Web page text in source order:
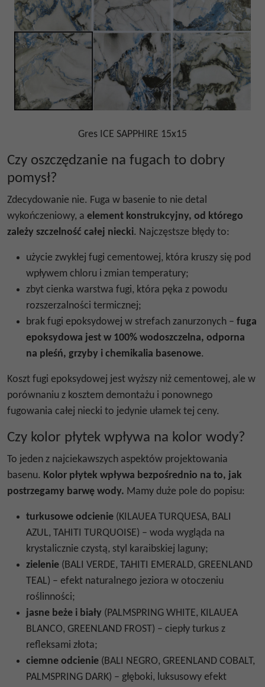
Gres ICE SAPPHIRE 15x15
Czy oszczędzanie na fugach to dobry
pomysł?
Zdecydowanie nie. Fuga w basenie to nie detal
wykończeniowy, a element konstrukcyjny, od którego
zależy szczelność całej niecki. Najczęstsze błędy to:
użycie zwykłej fugi cementowej, która kruszy się pod
wpływem chloru i zmian temperatury;
zbyt cienka warstwa fugi, która pęka z powodu
rozszerzalności termicznej;
brak fugi epoksydowej w strefach zanurzonych – fuga
epoksydowa jest w 100% wodoszczelna, odporna
na pleśń, grzyby i chemikalia basenowe.
Koszt fugi epoksydowej jest wyższy niż cementowej, ale w
porównaniu z kosztem demontażu i ponownego
fugowania całej niecki to jedynie ułamek tej ceny.
Czy kolor płytek wpływa na kolor wody?
To jeden z najciekawszych aspektów projektowania
basenu. Kolor płytek wpływa bezpośrednio na to, jak
postrzegamy barwę wody. Mamy duże pole do popisu:
turkusowe odcienie (KILAUEA TURQUESA, BALI
AZUL, TAHITI TURQUOISE) – woda wygląda na
krystalicznie czystą, styl karaibskiej laguny;
zielenie (BALI VERDE, TAHITI EMERALD, GREENLAND
TEAL) – efekt naturalnego jeziora w otoczeniu
roślinności;
jasne beże i biały (PALMSPRING WHITE, KILAUEA
BLANCO, GREENLAND FROST) – ciepły turkus z
refleksami złota;
ciemne odcienie (BALI NEGRO, GREENLAND COBALT,
PALMSPRING DARK) – głęboki, luksusowy efekt